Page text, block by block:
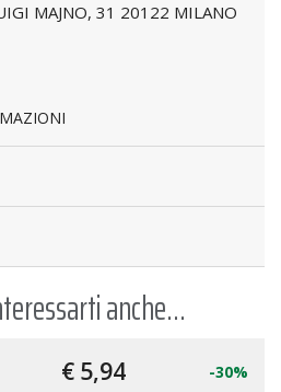
MAJNO, 31 20122 MILANO
anche...
€ 5,94 -30%